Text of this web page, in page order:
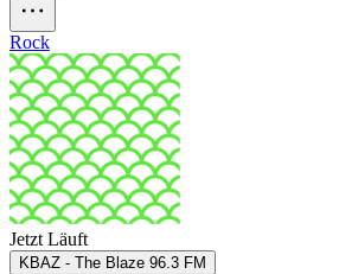
Rock
Jetzt Läuft
KBAZ - The Blaze 96.3 FM